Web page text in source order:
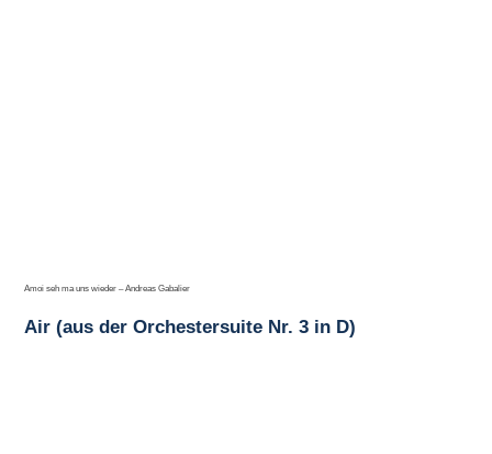
Amoi seh ma uns wieder – Andreas Gabalier
Air (aus der Orchestersuite Nr. 3 in D)